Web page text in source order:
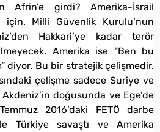
Afrin’e girdi? Amerika-İsrail
Milli Güvenlik Kurulu’nun
Hakkari’ye kadar terör
Amerika ise “Ben bu
diyor. Bu bir stratejik çelişmedir.
çelişme sadece Suriye ve
doğusunda ve Ege’de
2016’daki FETÖ darbe
Türkiye savaştı ve Amerika